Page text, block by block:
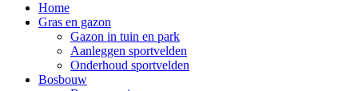
Home
Gras en gazon
Gazon in tuin en park
Aanleggen sportvelden
Onderhoud sportvelden
Bosbouw